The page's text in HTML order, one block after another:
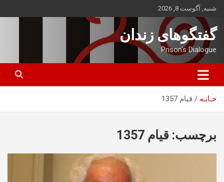
بروید
شنبه, آگوست 8, 2026
گفتگوهای زندان
Prison's Dialogue
خـانـه قیام 1357
برچسب: قیام 1357